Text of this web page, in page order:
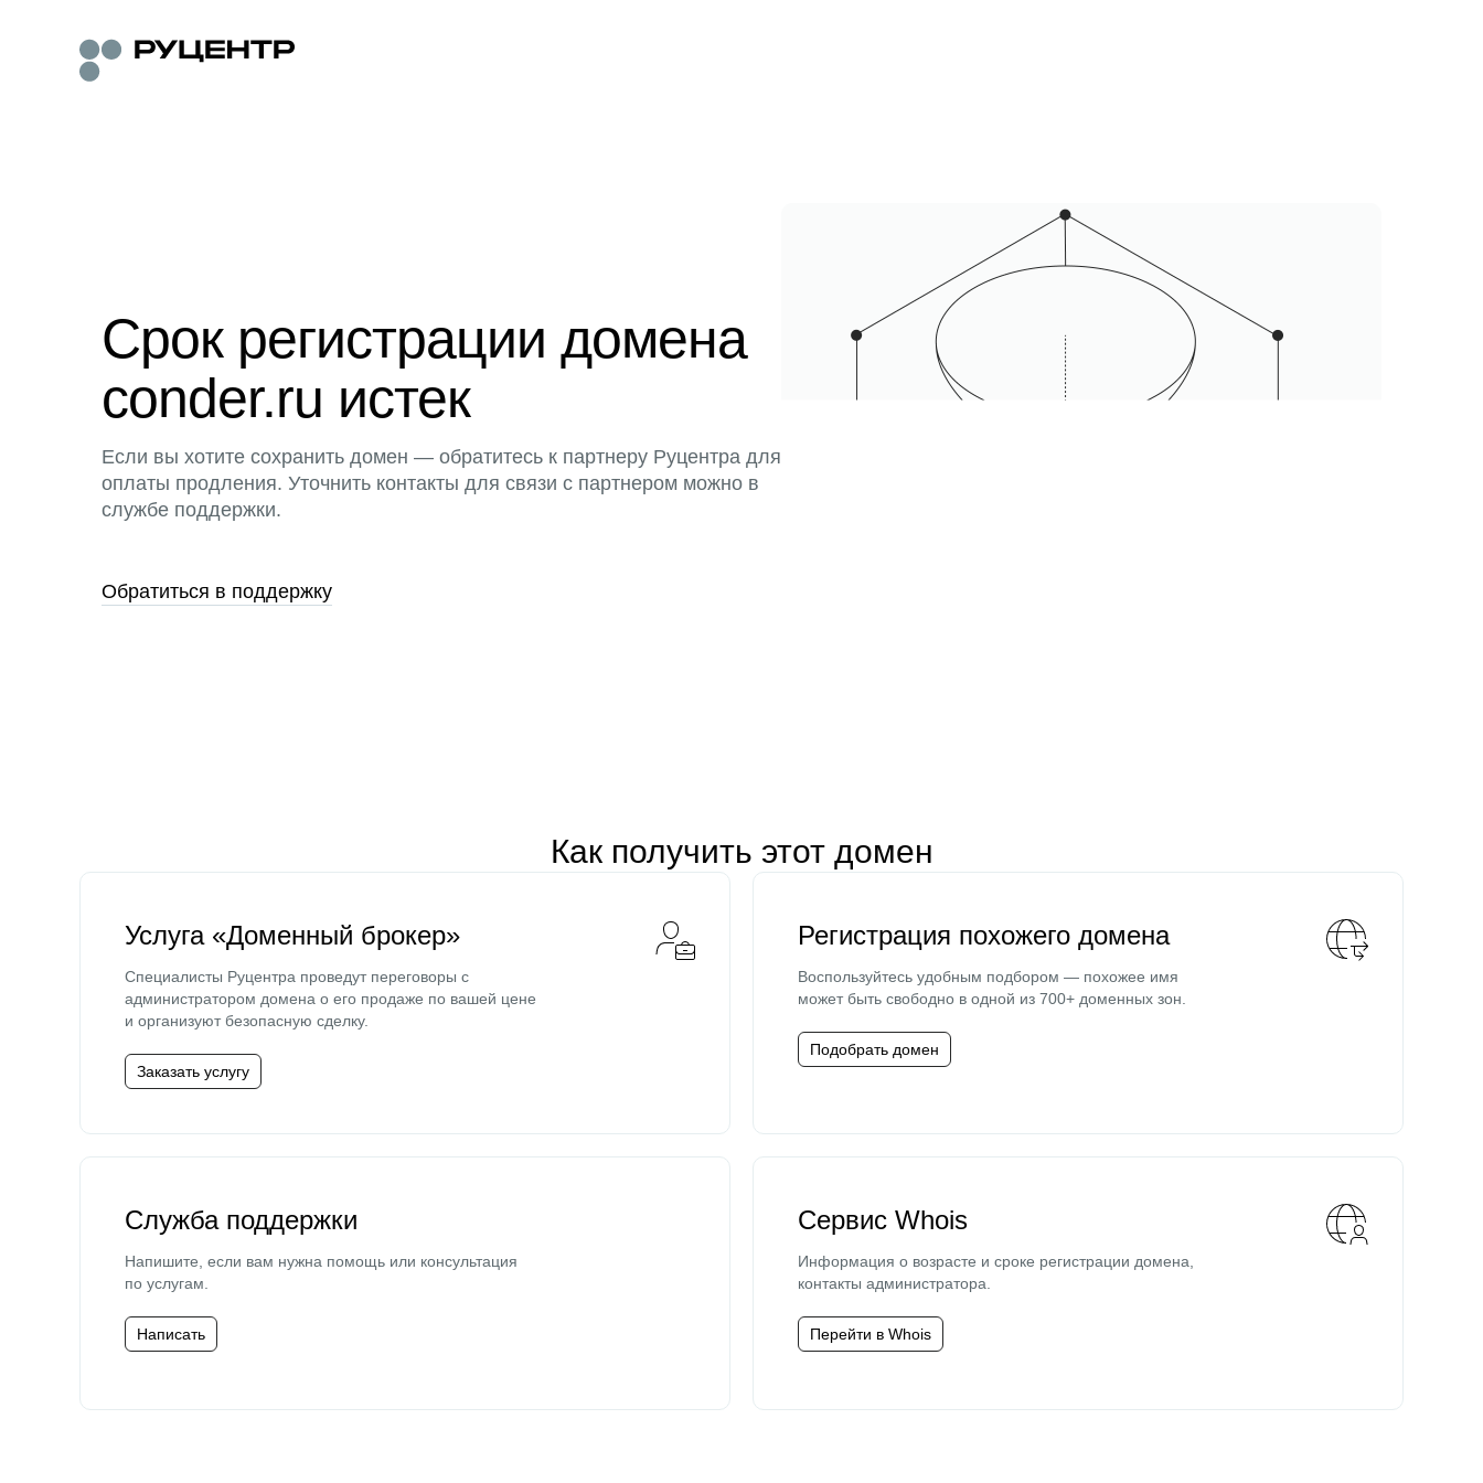
Срок регистрации домена
conder.ru истек
Если вы хотите сохранить домен — обратитесь к партнеру Руцентра для
оплаты продления. Уточнить контакты для связи с партнером можно в
службе поддержки.
Обратиться в поддержку
Как получить этот домен
Услуга «Доменный брокер»
Специалисты Руцентра проведут переговоры с
администратором домена о его продаже по вашей цене
и организуют безопасную сделку.
Заказать услугу
Регистрация похожего домена
Воспользуйтесь удобным подбором — похожее имя
может быть свободно в одной из 700+ доменных зон.
Подобрать домен
Служба поддержки
Напишите, если вам нужна помощь или консультация
по услугам.
Написать
Сервис Whois
Информация о возрасте и сроке регистрации домена,
контакты администратора.
Перейти в Whois